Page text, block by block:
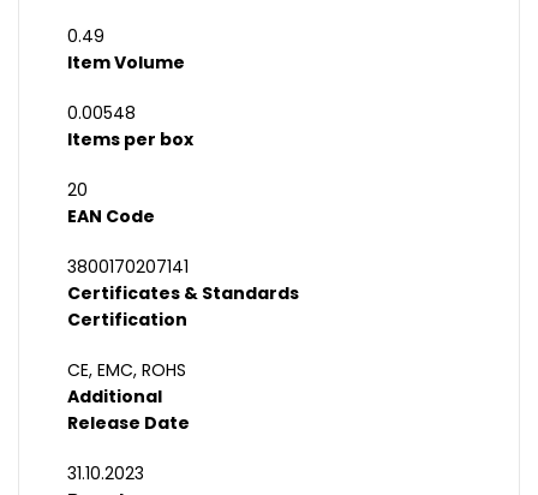
0.49
Item Volume
0.00548
Items per box
20
EAN Code
3800170207141
Certificates & Standards
Certification
CE, EMC, ROHS
Additional
Release Date
31.10.2023